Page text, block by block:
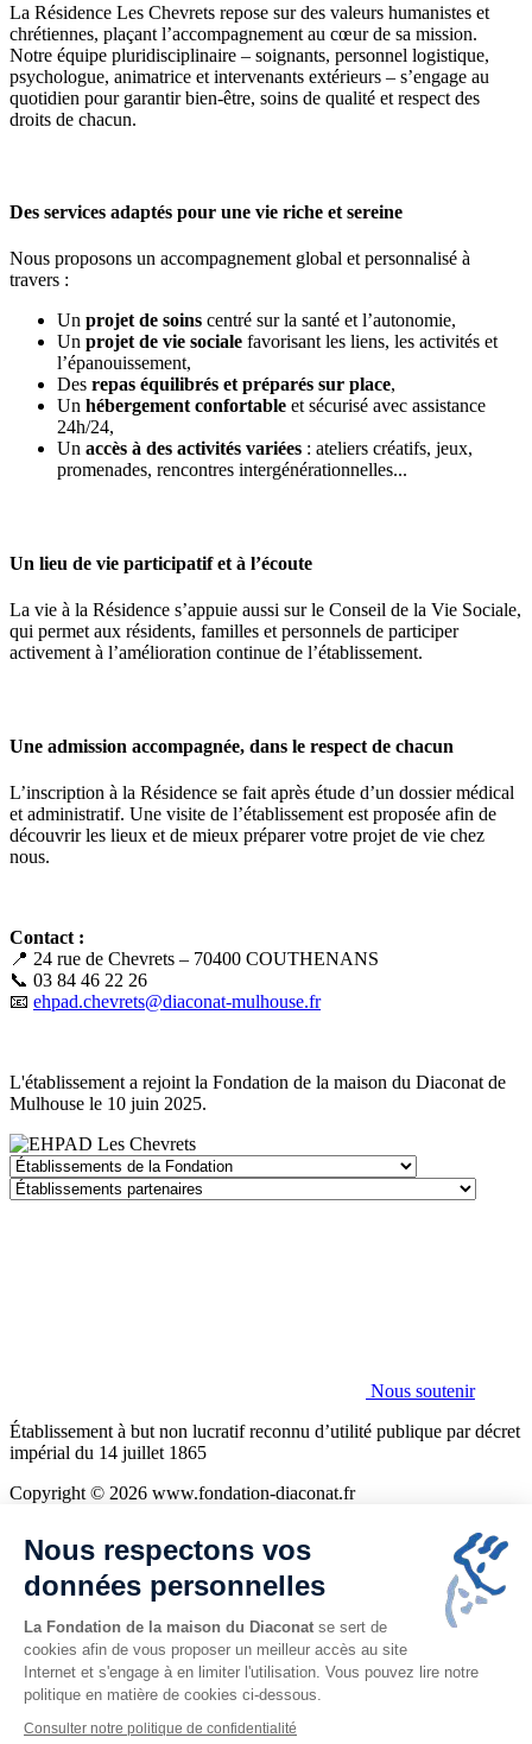
La Résidence Les Chevrets repose sur des valeurs humanistes et
chrétiennes, plaçant l’accompagnement au cœur de sa mission.
Notre équipe pluridisciplinaire – soignants, personnel logistique,
psychologue, animatrice et intervenants extérieurs – s’engage au
quotidien pour garantir bien-être, soins de qualité et respect des
droits de chacun.
Des services adaptés pour une vie riche et sereine
Nous proposons un accompagnement global et personnalisé à
travers :
Un projet de soins centré sur la santé et l’autonomie,
Un projet de vie sociale favorisant les liens, les activités et
l’épanouissement,
Des repas équilibrés et préparés sur place,
Un hébergement confortable et sécurisé avec assistance
24h/24,
Un accès à des activités variées : ateliers créatifs, jeux,
promenades, rencontres intergénérationnelles...
Un lieu de vie participatif et à l’écoute
La vie à la Résidence s’appuie aussi sur le Conseil de la Vie Sociale,
qui permet aux résidents, familles et personnels de participer
activement à l’amélioration continue de l’établissement.
Une admission accompagnée, dans le respect de chacun
L’inscription à la Résidence se fait après étude d’un dossier médical
et administratif. Une visite de l’établissement est proposée afin de
découvrir les lieux et de mieux préparer votre projet de vie chez
nous.
Contact :
📍 24 rue de Chevrets – 70400 COUTHENANS
📞 03 84 46 22 26
📧 ehpad.chevrets@diaconat-mulhouse.fr
L'établissement a rejoint la Fondation de la maison du Diaconat de
Mulhouse le 10 juin 2025.
Établissements
de
la
Établissements
Nous soutenir
Établissement à but non lucratif reconnu d’utilité publique par décret
impérial du 14 juillet 1865
Copyright © 2026 www.fondation-diaconat.fr
Politique de confidentialité
Cookies
Plan du site
Nous respectons vos
données personnelles
La Fondation de la maison du Diaconat se sert de
cookies afin de vous proposer un meilleur accès au site
Internet et s'engage à en limiter l'utilisation. Vous pouvez lire notre
politique en matière de cookies ci-dessous.
Consulter notre politique de confidentialité